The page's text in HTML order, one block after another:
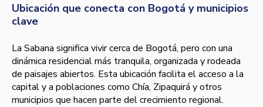
Ubicación que conecta con Bogotá y municipios
clave
La Sabana significa vivir cerca de Bogotá, pero con una
dinámica residencial más tranquila, organizada y rodeada
de paisajes abiertos. Esta ubicación facilita el acceso a la
capital y a poblaciones como Chía, Zipaquirá y otros
municipios que hacen parte del crecimiento regional.